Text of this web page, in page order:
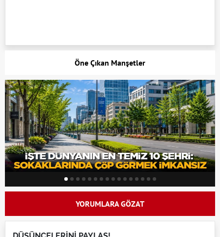
Öne Çıkan Manşetler
YORUMLARA GÖZAT